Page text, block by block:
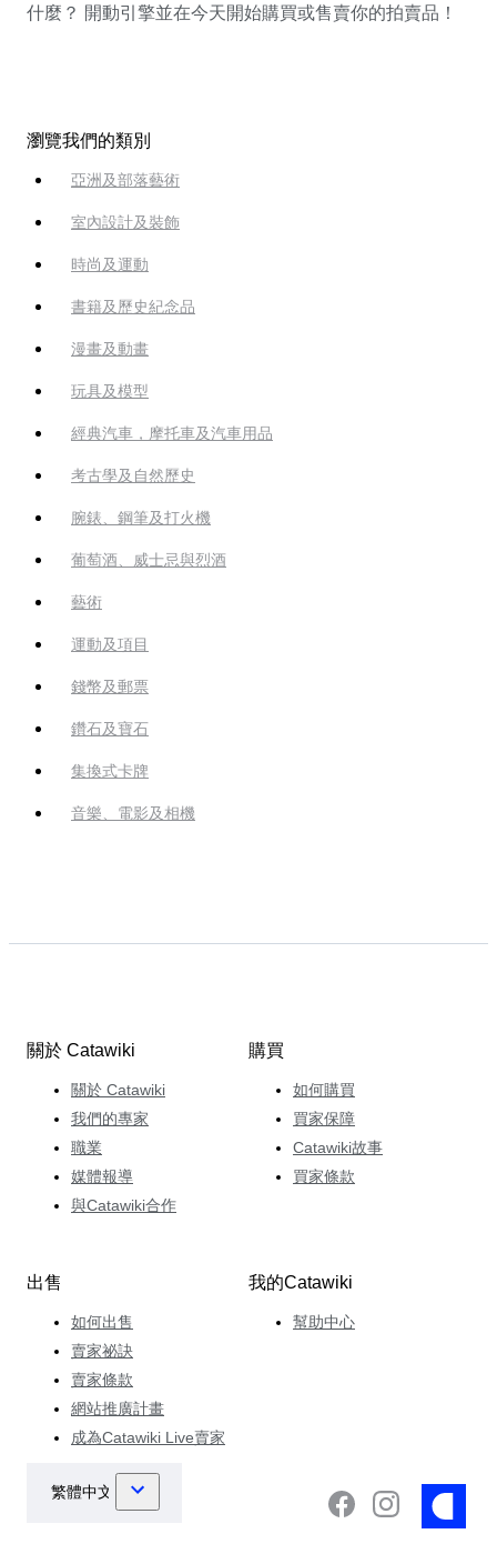
什麼？ 開動引擎並在今天開始購買或售賣你的拍賣品！
瀏覽我們的類別
亞洲及部落藝術
室內設計及裝飾
時尚及運動
書籍及歷史紀念品
漫畫及動畫
玩具及模型
經典汽車，摩托車及汽車用品
考古學及自然歷史
腕錶、鋼筆及打火機
葡萄酒、威士忌與烈酒
藝術
運動及項目
錢幣及郵票
鑽石及寶石
集換式卡牌
音樂、電影及相機
關於 Catawiki
關於 Catawiki
我們的專家
職業
媒體報導
與Catawiki合作
購買
如何購買
買家保障
Catawiki故事
買家條款
出售
如何出售
賣家祕訣
賣家條款
網站推廣計畫
成為Catawiki Live賣家
我的Catawiki
幫助中心